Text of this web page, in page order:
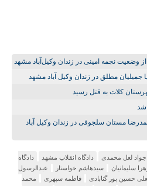
وضعیت نجمه امینی در زندان وکیل‌آباد مشهد
جمیلیان مطلق در زندان وکیل آباد مشهد
کلات به قتل رسید
شد
مستان سلجوقی در زندان وکیل آباد
جواد لعل محمدی دادگاه انقلاب مشهد
دادگاه
سلیمانیان سیدهاشم خواستار
عبدالرسول
حسین پور گنابادی فاطمه سپهری
محمد